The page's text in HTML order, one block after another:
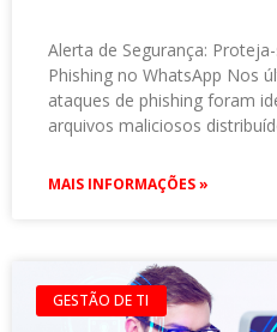
Alerta de Segurança:
Phishing no WhatsApp Nos
ataques de phishing foram
arquivos maliciosos
MAIS INFORMAÇÕES »
GESTÃO DE TI